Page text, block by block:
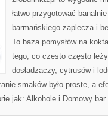
łatwo przygotować
barmańskiego zaplecza i
To baza pomysłów na
tego, co często często
dosładzaczy, cytrusów i
smaków było proste, a
jak: Alkohole i Domowy